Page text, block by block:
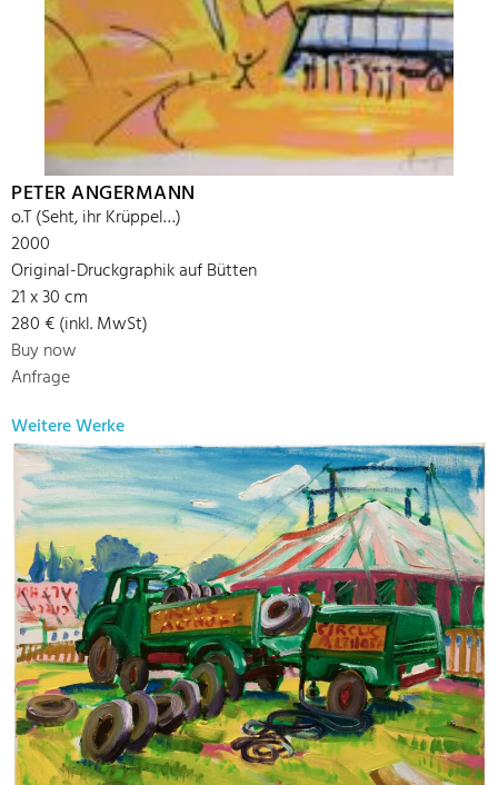
PETER ANGERMANN
o.T (Seht, ihr Krüppel…)
2000
Original-Druckgraphik auf Bütten
21 x 30 cm
280 € (inkl. MwSt)
Buy now
Anfrage
Weitere Werke